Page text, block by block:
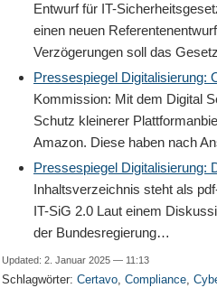
Entwurf für IT-
einen neuen
Verzögerungen soll das
Pressespiegel Digitalisierung:
Kommission: Mit dem Digital
Schutz kleinerer
Amazon. Diese haben nach
Pressespiegel Digitalisierung:
Inhaltsverzeichnis steht als
IT-SiG 2.0 Laut einem
der Bundesregierung…
Updated: 2. Januar 2025 — 11:13
Schlagwörter: Certavo, Compliance,